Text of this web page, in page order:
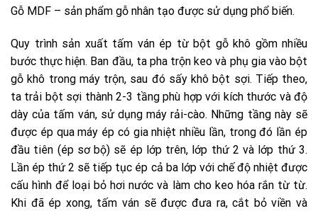
Gỗ MDF – sản phẩm gỗ nhân tạo được sử dụng phổ biến.
Quy trình sản xuất tấm ván ép từ bột gỗ khô gồm nhiều
bước thực hiện. Ban đầu, ta pha trộn keo và phụ gia vào bột
gỗ khô trong máy trộn, sau đó sấy khô bột sợi. Tiếp theo,
ta trải bột sợi thành 2-3 tầng phù hợp với kích thước và độ
dày của tấm ván, sử dụng máy rải-cào. Những tầng này sẽ
được ép qua máy ép có gia nhiệt nhiều lần, trong đó lần ép
đầu tiên (ép sơ bộ) sẽ ép lớp trên, lớp thứ 2 và lớp thứ 3.
Lần ép thứ 2 sẽ tiếp tục ép cả ba lớp với chế độ nhiệt được
cấu hình để loại bỏ hơi nước và làm cho keo hóa rắn từ từ.
Khi đã ép xong, tấm ván sẽ được đưa ra, cắt bỏ viền và